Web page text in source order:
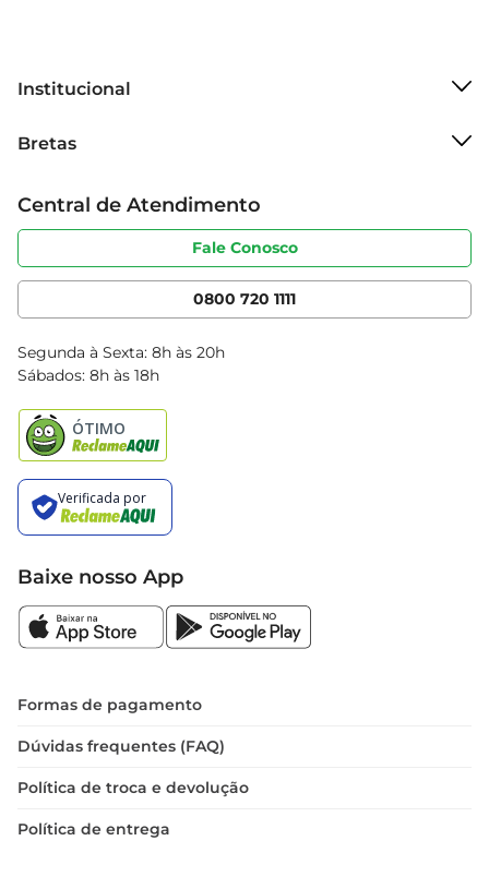
Institucional
Grupo Cencosud
Sobre privacidade
Portal do fornecedor
Cencosud Media
Bretas
Produtos Bretas
Código de ética
Serviços
Clube Bretas
Blog Bretas
Black Friday
Central de Atendimento
Fale Conosco
0800 720 1111
Segunda à Sexta: 8h às 20h
Sábados: 8h às 18h
Baixe nosso App
Formas de pagamento
Dúvidas frequentes (FAQ)
Política de troca e devolução
Política de entrega